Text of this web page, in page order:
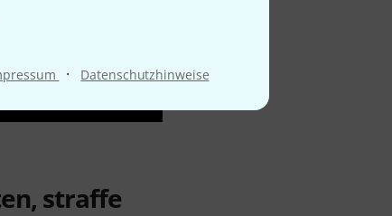
· Datenschutzhinweise
straffe